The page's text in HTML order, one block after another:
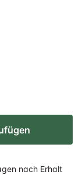
nach Erhalt